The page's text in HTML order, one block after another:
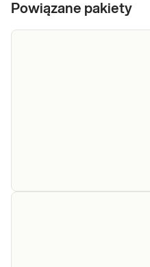
Powiązane pakiety